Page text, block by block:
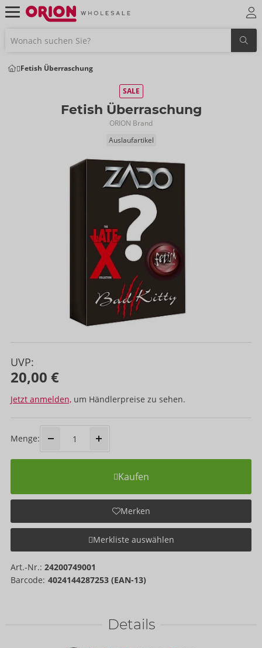
Fetish Überraschung
SALE
Fetish Überraschung
ORION Brand
Auslaufartikel
UVP:
20,00 €
Jetzt anmelden, um Händlerpreise zu sehen.
Menge:
Kaufen
Merken
Merkliste auswählen
Art.-Nr.: 24200749001
Barcode: 4024144287253 (EAN-13)
Details